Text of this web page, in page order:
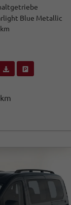
Blue Metallic
rufen Sie an
Fahrzeugexposé (PDF)